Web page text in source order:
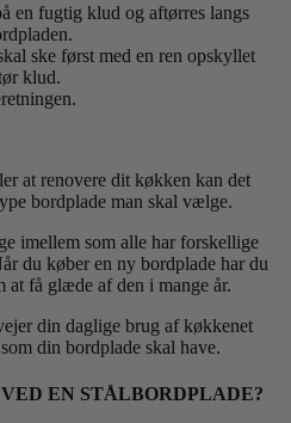
en fugtig klud og aftørres langs
ske først med en ren opskyllet
klud.
at renovere dit køkken kan det
bordplade man skal vælge.
imellem som alle har forskellige
du køber en ny bordplade har du
få glæde af den i mange år.
din daglige brug af køkkenet
din bordplade skal have.
EN STÅLBORDPLADE?